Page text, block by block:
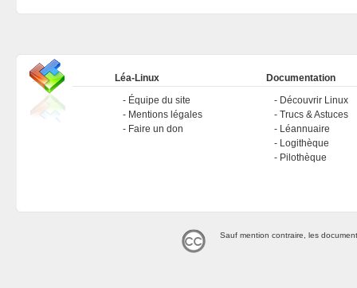
Léa-Linux
Équipe du site
Mentions légales
Faire un don
Documentation
Découvrir Linux
Trucs & Astuces
Léannuaire
Logithèque
Pilothèque
Sauf mention contraire, les